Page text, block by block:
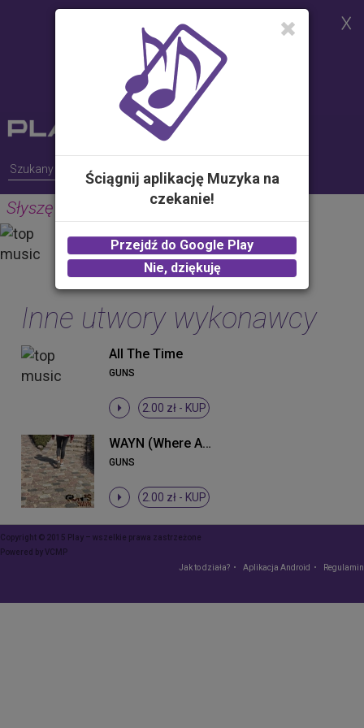
celu realizacji usług i zgodnie z
Polityką Plików Cookies.
Możesz określić warunki
przechowywania lub dostępu do
plików cookies w Twojej
przeglądarce
Słyszę (Radio Edit)
GUNS
2.00 zł -KUP
Inne utwory wykonawcy
All The Time
GUNS
2.00 zł - KUP
WAYN (Where Are You Now)
GUNS
2.00 zł - KUP
Copyright © 2015 Play – wszelkie prawa zastrzeżone
Powered byVCMP
Jak to działa?
Aplikacja Android Regulamin
Ściągnij aplikację Muzyka na
czekanie!
Przejdź do Google Play
Nie, dziękuję